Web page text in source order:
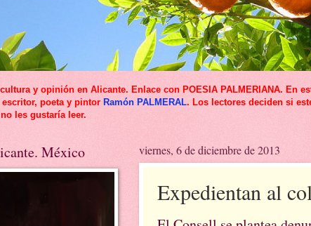
y opinión en Alicante. Enlace con POESIA PALMERIANA. En
poeta y pintor Ramón PALMERAL. Los lectores deciden si
les gustaría leer.
viernes, 6 de diciembre de 2013
Expedientan al
México